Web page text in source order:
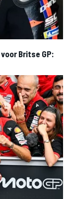
Britse GP: